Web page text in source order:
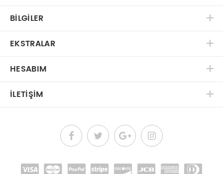
BILGILER
EKSTRALAR
HESABIM
İLETIŞIM